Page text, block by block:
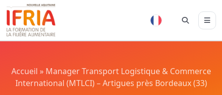
Accueil » Manager Transport Logistique & Commerce
International (MTLCI) – Artigues près Bordeaux (33)